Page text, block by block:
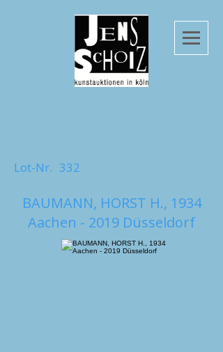
Lot-Nr. 332
BAUMANN, HORST H., 1934
Aachen - 2019 Düsseldorf